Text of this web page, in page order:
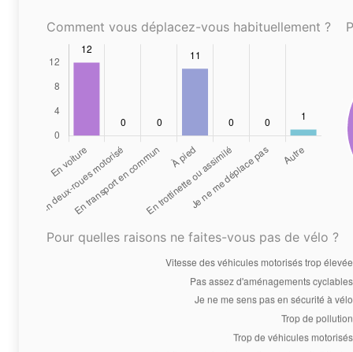
Comment vous déplacez-vous habituellement ?
Pour quelles raisons ne faites-vous pas de vélo ?